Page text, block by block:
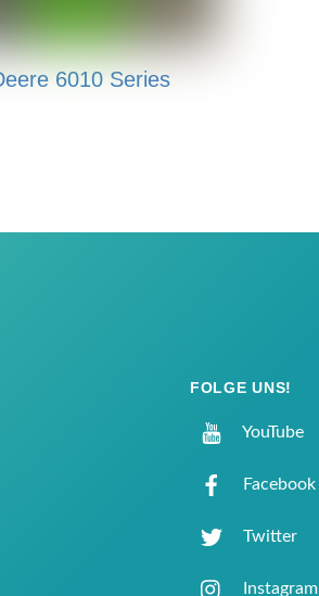
6010 Series
FOLGE UNS!
YouTube
Facebook
Twitter
Instagram